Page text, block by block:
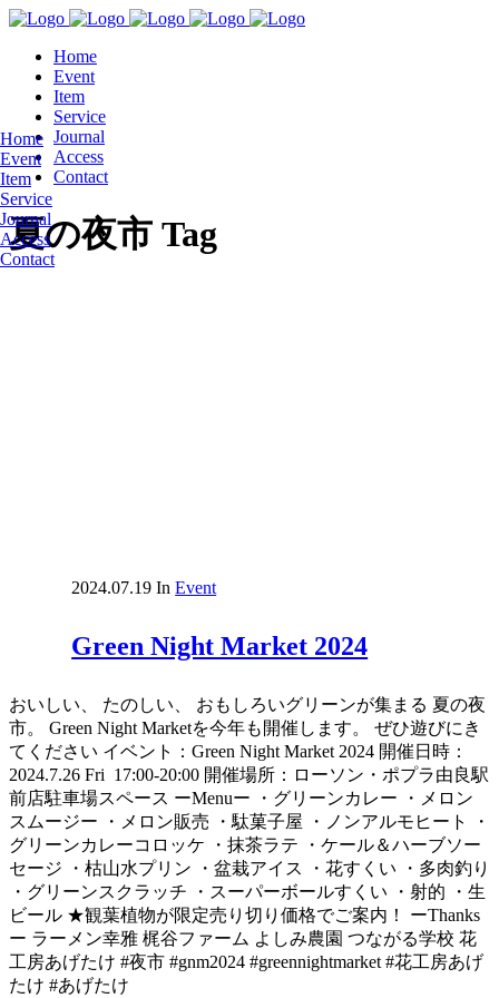
Home
Event
Item
Service
Journal
Access
Contact
Home
Event
Item
Service
Journal
Access
Contact
夏の夜市 Tag
2024.07.19 In Event
Green Night Market 2024
おいしい、 たのしい、 おもしろいグリーンが集まる 夏の夜
市。 Green Night Marketを今年も開催します。 ぜひ遊びにき
てください イベント：Green Night Market 2024 開催日時：
2024.7.26 Fri 17:00-20:00 開催場所：ローソン・ポプラ由良駅
前店駐車場スペース ーMenuー ・グリーンカレー ・メロン
スムージー ・メロン販売 ・駄菓子屋 ・ノンアルモヒート ・
グリーンカレーコロッケ ・抹茶ラテ ・ケール＆ハーブソー
セージ ・枯山水プリン ・盆栽アイス ・花すくい ・多肉釣り
・グリーンスクラッチ ・スーパーボールすくい ・射的 ・生
ビール ★観葉植物が限定売り切り価格でご案内！ ーThanks
ー ラーメン幸雅 梶谷ファーム よしみ農園 つながる学校 花
工房あげたけ #夜市 #gnm2024 #greennightmarket #花工房あげ
たけ #あげたけ